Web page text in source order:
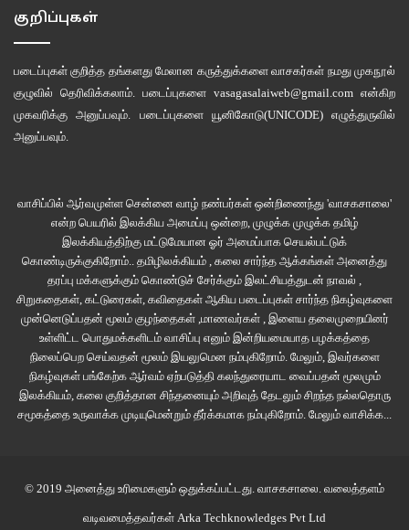
குறிப்புகள்
படைப்புகள் குறித்த தங்களது மேலான கருத்துக்களை வாசகர்கள் நமது முகநூல்
குழுவில் தெரிவிக்கலாம். படைப்புகளை vasagasalaiweb@gmail.com என்கிற
முகவரிக்கு அனுப்பவும். படைப்புகளை யூனிகோடு(UNICODE)எழுத்துருவில்
அனுப்பவும்.
வாசிப்பில் ஆர்வமுள்ள சென்னை வாழ் நண்பர்கள் ஒன்றிணைந்து 'வாசகசாலை'
என்ற பெயரில் இலக்கிய அமைப்பு ஒன்றை, முழுக்க முழுக்க தமிழ்
இலக்கியத்திற்கு மட்டுமேயான ஓர் அமைப்பாக செயல்பட்டுக்
கொண்டிருக்குகிறோம்.. தமிழிலக்கியம் , கலை சார்ந்த ஆக்கங்கள் அனைத்து
தரப்பு மக்களுக்கும் கொண்டுச் சேர்க்கும் இலட்சியத்துடன் நாவல் ,
சிறுகதைகள், கட்டுரைகள், கவிதைகள் ஆகிய படைப்புகள் சார்ந்த நிகழ்வுகளை
முன்னெடுப்பதன் மூலம் குழந்தைகள் ,மாணவர்கள் , இளைய தலைமுறையினர்
உள்ளிட்ட பொதுமக்களிடம் வாசிப்பு எனும் இன்றியமையாத பழக்கத்தை
நிலைப்பெற செய்வதன் மூலம் இயலுமென நம்புகிறோம். மேலும், இவர்களை
நிகழ்வுகள் பங்கேற்க ஆர்வம் ஏற்படுத்தி கலந்துரையாட வைப்பதன் மூலமும்
இலக்கியம், கலை குறித்தான சிந்தனையும் அறிவுத் தேடலும் சிறந்த நல்லதொரு
சமூகத்தை உருவாக்க முடியுமென்றும் தீர்க்கமாக நம்புகிறோம். மேலும் வாசிக்க...
© 2019 அனைத்து உரிமைகளும் ஒதுக்கப்பட்டது. வாசகசாலை . வலைத்தளம்
வடிவமைத்தவர்கள் Arka Techknowledges Pvt Ltd